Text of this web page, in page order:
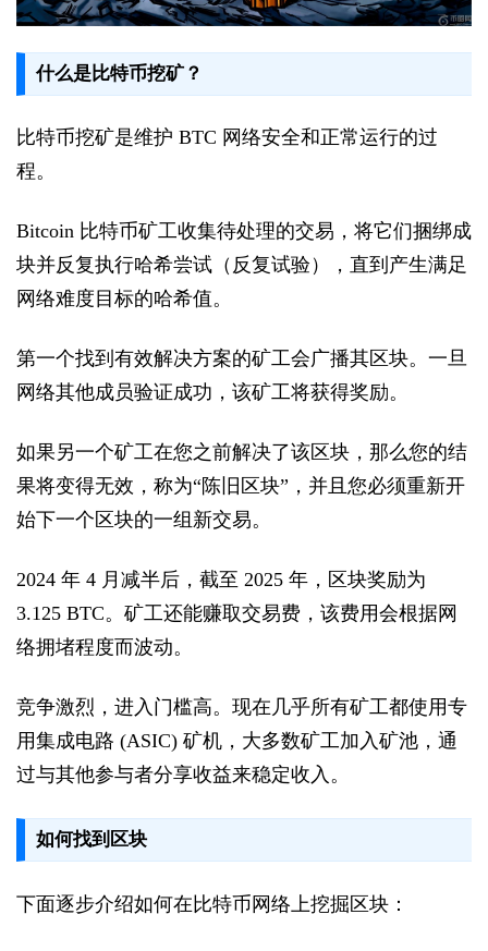
什么是比特币挖矿？
比特币挖矿是维护 BTC 网络安全和正常运行的过
程。
Bitcoin 比特币矿工收集待处理的交易，将它们捆绑成
块并反复执行哈希尝试（反复试验），直到产生满足
网络难度目标的哈希值。
第一个找到有效解决方案的矿工会广播其区块。一旦
网络其他成员验证成功，该矿工将获得奖励。
如果另一个矿工在您之前解决了该区块，那么您的结
果将变得无效，称为“陈旧区块”，并且您必须重新开
始下一个区块的一组新交易。
2024 年 4 月减半后，截至 2025 年，区块奖励为
3.125 BTC。矿工还能赚取交易费，该费用会根据网
络拥堵程度而波动。
竞争激烈，进入门槛高。现在几乎所有矿工都使用专
用集成电路 (ASIC) 矿机，大多数矿工加入矿池，通
过与其他参与者分享收益来稳定收入。
如何找到区块
下面逐步介绍如何在比特币网络上挖掘区块：